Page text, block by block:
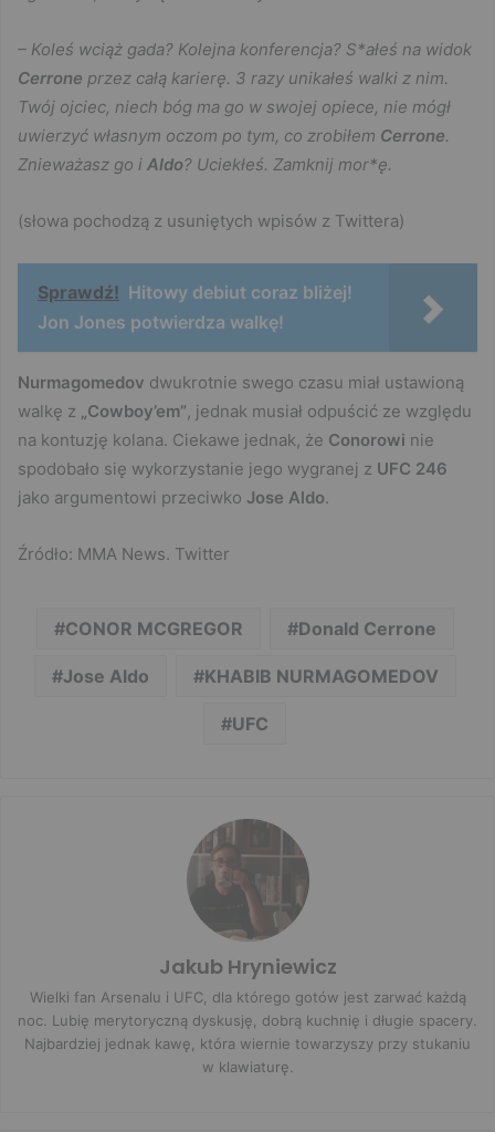
– Koleś wciąż gada? Kolejna konferencja? S*ałeś na widok
Cerrone przez całą karierę. 3 razy unikałeś walki z nim.
Twój ojciec, niech bóg ma go w swojej opiece, nie mógł
uwierzyć własnym oczom po tym, co zrobiłem Cerrone.
Znieważasz go i Aldo? Uciekłeś. Zamknij mor*ę.
(słowa pochodzą z usuniętych wpisów z Twittera)
Sprawdź! Hitowy debiut coraz bliżej!
Jon Jones potwierdza walkę!
Nurmagomedov dwukrotnie swego czasu miał ustawioną
walkę z
„Cowboy’em”, jednak musiał odpuścić ze względu
na kontuzję kolana. Ciekawe jednak, że Conorowi nie
spodobało się wykorzystanie jego wygranej z UFC 246
jako argumentowi przeciwko Jose Aldo.
Źródło: MMA News. Twitter
CONOR MCGREGOR Donald Cerrone
Jose Aldo KHABIB NURMAGOMEDOV
UFC
Jakub Hryniewicz
Wielki fan Arsenalu i UFC, dla którego gotów jest zarwać każdą
noc. Lubię merytoryczną dyskusję, dobrą kuchnię i długie spacery.
Najbardziej jednak kawę, która wiernie towarzyszy przy stukaniu
w klawiaturę.